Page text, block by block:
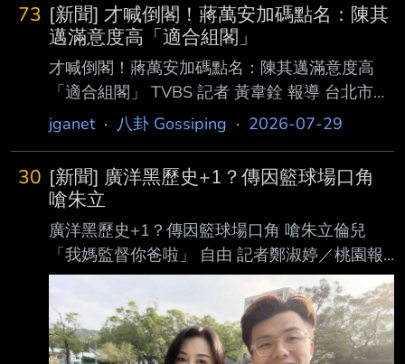
73 [新聞] 才喊倒閣！蔣萬安加碼點名：陳其
邁滿意度高「適合組閣」
才喊倒閣！蔣萬安加碼點名：陳其邁滿意度高
「適合組閣」 TVBS 記者 黃韋銓 報導 台北市長
蔣萬安近期喊出倒閣，要求行政院長卓榮泰為致
訪時更指，若卓榮泰下台為毒油事件負責落實責
任政治，也可以化解政治的僵局 ；如果撤換閣
揆，高雄市長陳其邁是適合組閣的人選。 對於
倒閣想法，蔣萬安上午表示，這件事情當然尊重
國民黨團、民眾黨團的討論，他認為此 時重新
組閣也代表一個新的民意、新的氣象的時候，相
信在很多政務推動上能有所作為。 對於日前爆
料陳其邁上周在行政院食安法修法會議時，
jganet· 八卦 Gossiping · 2026-07-29
30 [新聞] 廣洋黑歷史+1？傳因籃球場口角
嗆朱立
廣洋黑歷史+1？傳因籃球場口角 嗆朱立倫兒
「我媽監督你爸啦」 自由 記者鄭淑婷／桃園報
導
https://img.ltn.com.tw/Upload/news/600/2026/
07/21/php8O0vcT.jpg 國民黨桃園市立委萬美玲
（右）兒子 廣洋（右）近日接連被人指控學生